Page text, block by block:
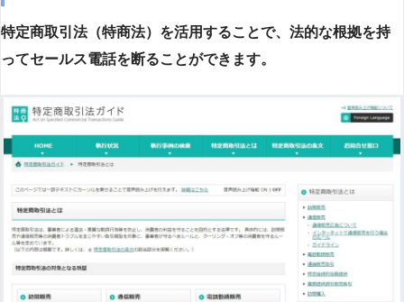
特定商取引法（特商法）を活用することで、法的な根拠を持
ってセールス電話を断ることができます。